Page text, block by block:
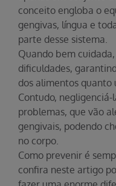
conceito engloba o
gengivas, língua e
parte desse sistema.
Quando bem
dificuldades,
dos alimentos quanto
Contudo,
problemas, que vão
gengivais, podendo
no corpo.
Como prevenir é
confira neste artigo